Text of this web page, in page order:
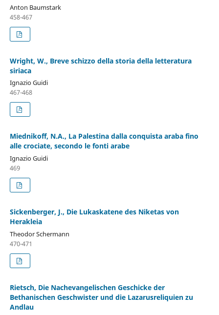
Anton Baumstark
458-467
Wright, W., Breve schizzo della storia della letteratura
siriaca
Ignazio Guidi
467-468
Miednikoff, N.A., La Palestina dalla conquista araba fino
alle crociate, secondo le fonti arabe
Ignazio Guidi
469
Sickenberger, J., Die Lukaskatene des Niketas von
Herakleia
Theodor Schermann
470-471
Rietsch, Die Nachevangelischen Geschicke der
Bethanischen Geschwister und die Lazarusreliquien zu
Andlau